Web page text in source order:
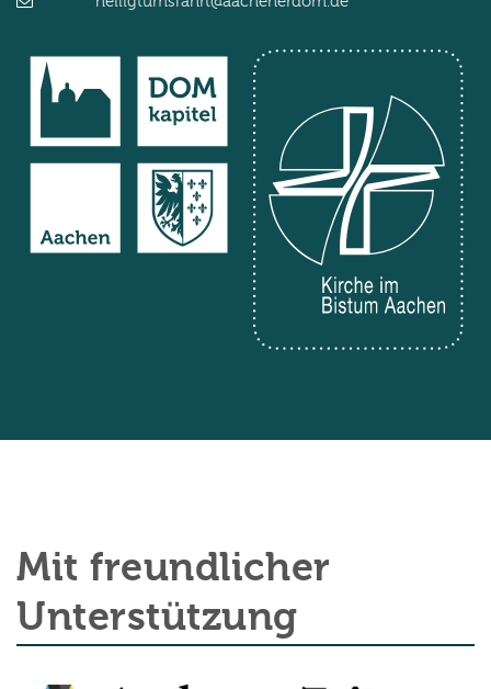
Mit freundlicher
Unterstützung